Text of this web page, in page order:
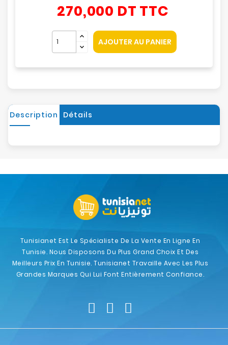
270,000 DT TTC
AJOUTER AU PANIER
Description Détails
Tunisianet Est Le Spécialiste De La Vente En Ligne En
Tunisie. Nous Disposons Du Plus Grand Choix Et Des
Meilleurs Prix En Tunisie. Tunisianet Travaille Avec Les Plus
Grandes Marques Qui Lui Font Entièrement Confiance.